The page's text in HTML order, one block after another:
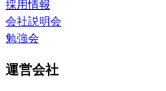
採用情報
会社説明会
勉強会
運営会社